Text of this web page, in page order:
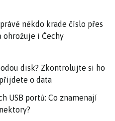
někdo krade číslo přes
ohrožuje i Čechy
disk? Zkontrolujte si ho
o data
USB portů: Co znamenají